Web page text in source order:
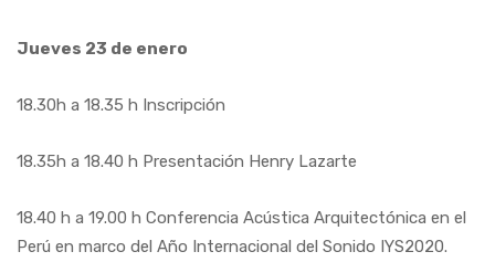
Jueves 23 de enero
18.30h a 18.35 h Inscripción
18.35h a 18.40 h Presentación Henry Lazarte
18.40 h a 19.00 h Conferencia Acústica Arquitectónica en el
Perú en marco del Año Internacional del Sonido IYS2020.